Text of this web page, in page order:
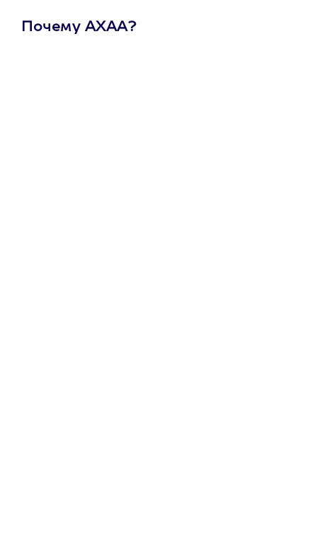
Почему АХАА?